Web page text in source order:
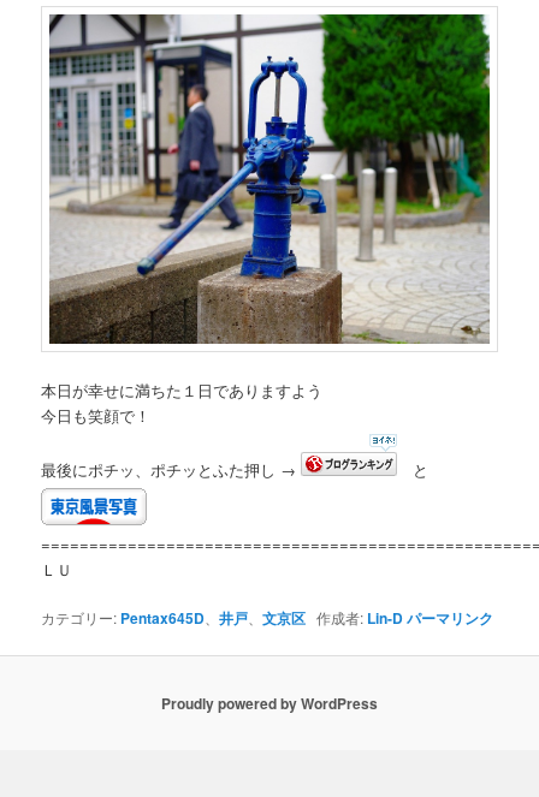
本日が幸せに満ちた１日でありますよう
今日も笑顔で！
最後にポチッ、ポチッとふた押し → と
ＬＵ
カテゴリー: Pentax645D、井戸、文京区 作成者: Lin-Dパーマリンク
Proudly powered by WordPress